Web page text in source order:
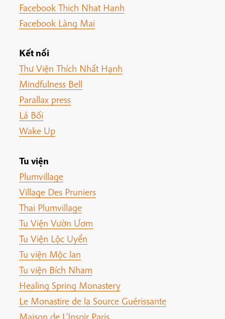
Facebook Thich Nhat Hanh
Facebook Làng Mai
Kết nối
Thư Viện Thích Nhất Hạnh
Mindfulness Bell
Parallax press
Lá Bối
Wake Up
Tu viện
Plumvillage
Village Des Pruniers
Thai Plumvillage
Tu Viện Vườn Ươm
Tu Viện Lộc Uyển
Tu viện Mộc lan
Tu viện Bích Nham
Healing Spring Monastery
Le Monastire de la Source Guérissante
Maison de L'Inspir Paris